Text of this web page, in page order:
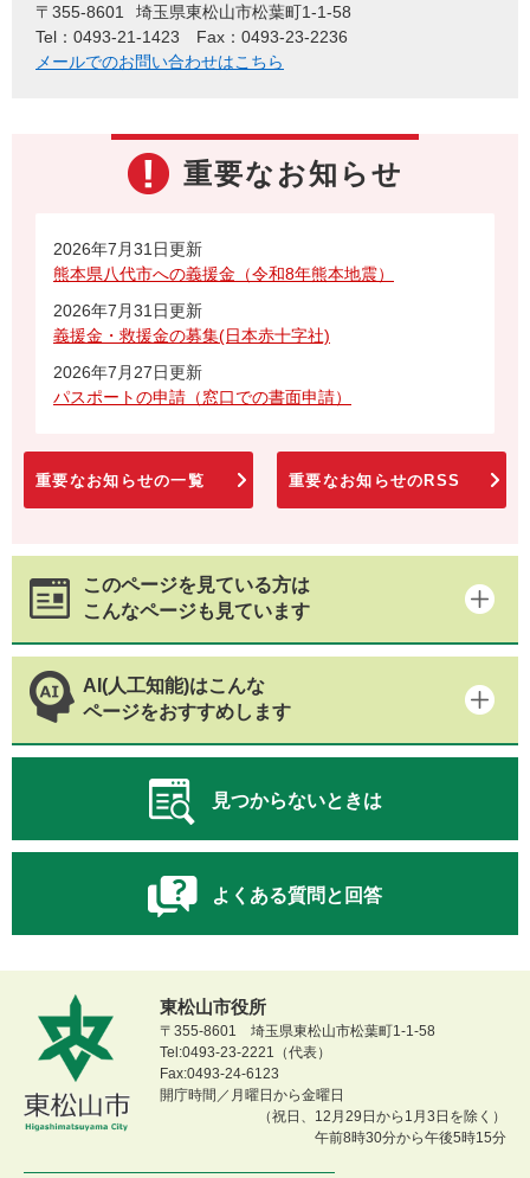
〒355-8601
埼玉県東松山市松葉町1-1-58
Tel：0493-21-1423
Fax：0493-23-2236
メールでのお問い合わせはこちら
重要なお知らせ
2026年7月31日更新
熊本県八代市への義援金（令和8年熊本地震）
2026年7月31日更新
義援金・救援金の募集(日本赤十字社)
2026年7月27日更新
パスポートの申請（窓口での書面申請）
重要なお知らせの一覧 重要なお知らせのRSS
このページを見ている方は
こんなページも見ています
AI(人工知能)はこんな
ページをおすすめします
見つからないときは
よくある質問と回答
東松山市役所
〒355-8601 埼玉県東松山市松葉町1-1-58
Tel:0493-23-2221（代表）
Fax:0493-24-6123
開庁時間／月曜日から金曜日
（祝日、12月29日から1月3日を除く）
午前8時30分から午後5時15分